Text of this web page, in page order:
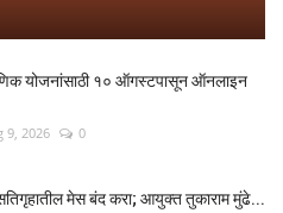
योजनांसाठी १० ऑगस्टपासून ऑनलाइन
9, 2026 0
मेस बंद करा; आयुक्त तुकाराम मुंढे...